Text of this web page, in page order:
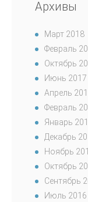
Архивы
Март 2018
Февраль
Октябрь
Июнь 2017
Апрель
Февраль
Январь
Декабрь
Ноябрь
Октябрь
Сентябрь
Июль 2016